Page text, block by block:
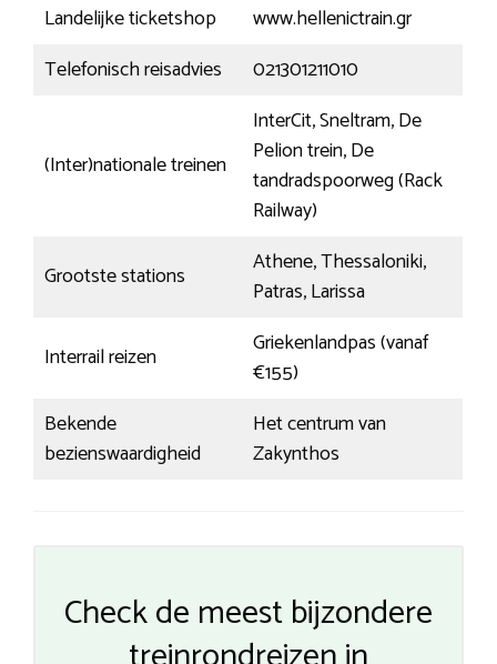
Landelijke ticketshop
www.hellenictrain.gr
Telefonisch reisadvies
021301211010
(Inter)nationale treinen
InterCit, Sneltram, De
Pelion trein, De
tandradspoorweg (Rack
Railway)
Grootste stations
Athene, Thessaloniki,
Patras, Larissa
Interrail reizen
Griekenlandpas (vanaf
€155)
Bekende
bezienswaardigheid
Het centrum van
Zakynthos
Check de meest bijzondere